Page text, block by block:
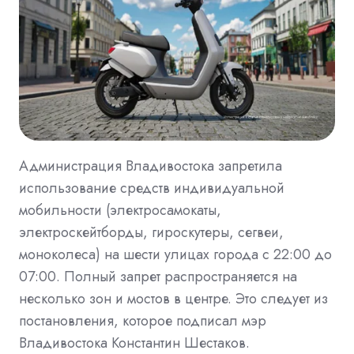
Администрация Владивостока запретила
использование средств индивидуальной
мобильности (электросамокаты,
электроскейтборды, гироскутеры, сегвеи,
моноколеса) на шести улицах города с 22:00 до
07:00. Полный запрет распространяется на
несколько зон и мостов в центре. Это следует из
постановления, которое подписал мэр
Владивостока Константин Шестаков.